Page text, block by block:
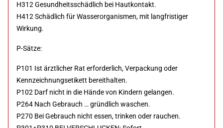
H312 Gesundheitsschädlich bei Hautkontakt.
H412 Schädlich für Wasserorganismen, mit langfristiger
Wirkung.
P-Sätze:
P101 Ist ärztlicher Rat erforderlich, Verpackung oder
Kennzeichnungsetikett bereithalten.
P102 Darf nicht in die Hände von Kindern gelangen.
P264 Nach Gebrauch … gründlich waschen.
P270 Bei Gebrauch nicht essen, trinken oder rauchen.